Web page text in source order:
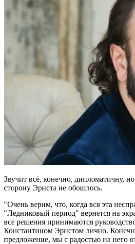
Звучит всё, конечно, дипломатичну,
сторону Эрнста не обошлось.
"Очень верим, что, когда вся эта
"Ледниковый период" вернется на
все решения принимаются
Константином Эрнстом лично.
предложение, мы с радостью на него